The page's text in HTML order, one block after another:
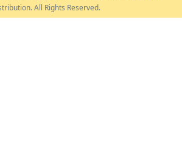
All Rights Reserved.